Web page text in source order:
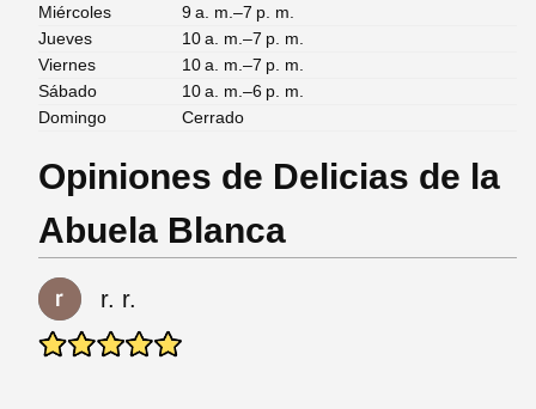
Miércoles
9 a. m.–7 p. m.
Jueves
10 a. m.–7 p. m.
Viernes
10 a. m.–7 p. m.
Sábado
10 a. m.–6 p. m.
Domingo
Cerrado
Opiniones de Delicias de la
Abuela Blanca
r. r.